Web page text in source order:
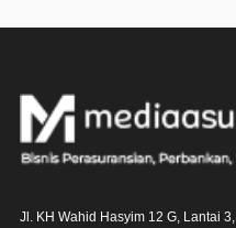
Jl. KH Wahid Hasyim 12 G, Lantai 3,